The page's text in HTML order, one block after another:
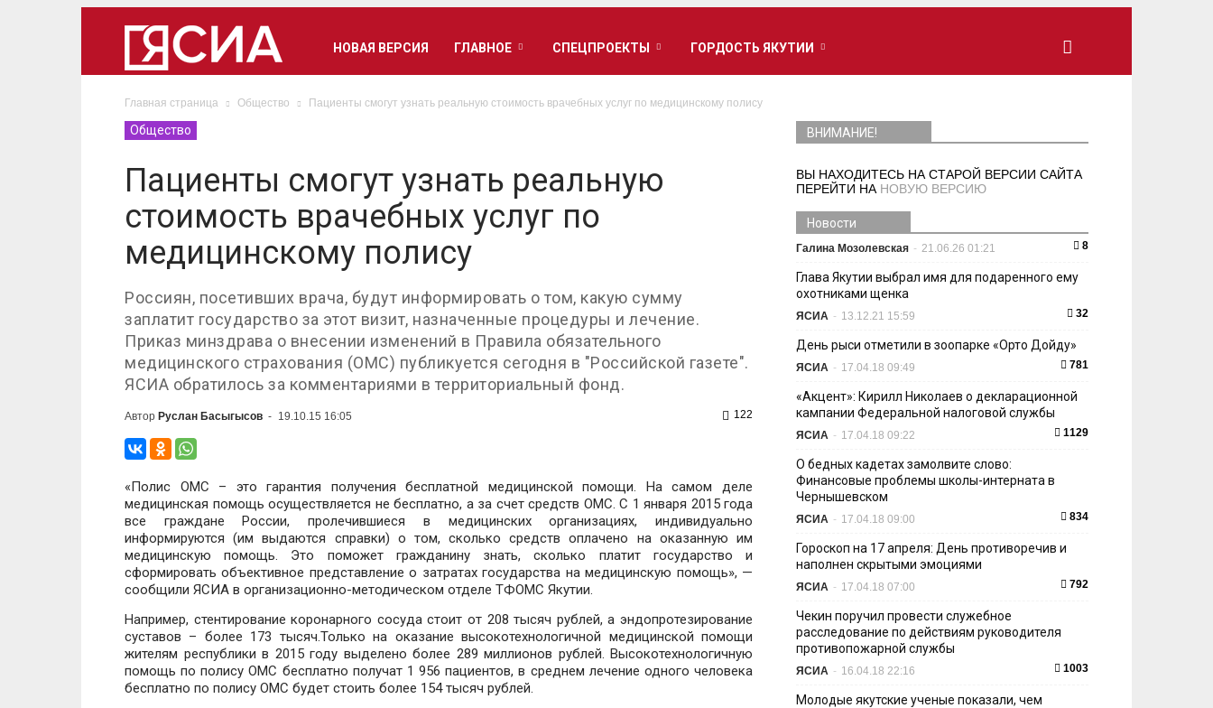
НОВАЯ ВЕРСИЯ ГЛАВНОЕ СПЕЦПРОЕКТЫ ГОРДОСТЬ ЯКУТИИ
Главная страница Общество Пациенты смогут узнать реальную стоимость врачебных услуг по медицинскому полису
Общество
Пациенты смогут узнать реальную
стоимость врачебных услуг по
медицинскому полису
Россиян, посетивших врача, будут информировать о том, какую сумму
заплатит государство за этот визит, назначенные процедуры и лечение.
Приказ минздрава о внесении изменений в Правила обязательного
медицинского страхования (ОМС) публикуется сегодня в "Российской газете".
ЯСИА обратилось за комментариями в территориальный фонд.
Автор Руслан Басыгысов - 19.10.15 16:05 122
«Полис ОМС – это гарантия получения бесплатной медицинской помощи. На самом деле
медицинская помощь осуществляется не бесплатно, а за счет средств ОМС. С 1 января 2015 года
все граждане России, пролечившиеся в медицинских организациях, индивидуально
информируются (им выдаются справки) о том, сколько средств оплачено на оказанную им
медицинскую помощь. Это поможет гражданину знать, сколько платит государство и
сформировать объективное представление о затратах государства на медицинскую помощь», —
сообщили ЯСИА в организационно-методическом отделе ТФОМС Якутии.
Например, стентирование коронарного сосуда стоит от 208 тысяч рублей, а эндопротезирование
суставов – более 173 тысяч.Только на оказание высокотехнологичной медицинской помощи
жителям республики в 2015 году выделено более 289 миллионов рублей. Высокотехнологичную
помощь по полису ОМС бесплатно получат 1 956 пациентов, в среднем лечение одного человека
бесплатно по полису ОМС будет стоить более 154 тысяч рублей.
ВНИМАНИЕ!
ВЫ НАХОДИТЕСЬ НА СТАРОЙ ВЕРСИИ САЙТА
ПЕРЕЙТИ НА НОВУЮ ВЕРСИЮ
Новости
Галина Мозолевская - 21.06.26 01:21 8
Глава Якутии выбрал имя для подаренного ему
охотниками щенка
ЯСИА - 13.12.21 15:59 32
День рыси отметили в зоопарке «Орто Дойду»
ЯСИА - 17.04.18 09:49 781
«Акцент»: Кирилл Николаев о декларационной
кампании Федеральной налоговой службы
ЯСИА - 17.04.18 09:22 1129
О бедных кадетах замолвите слово:
Финансовые проблемы школы-интерната в
Чернышевском
ЯСИА - 17.04.18 09:00 834
Гороскоп на 17 апреля: День противоречив и
наполнен скрытыми эмоциями
ЯСИА - 17.04.18 07:00 792
Чекин поручил провести служебное
расследование по действиям руководителя
противопожарной службы
ЯСИА - 16.04.18 22:16 1003
Молодые якутские ученые показали, чем